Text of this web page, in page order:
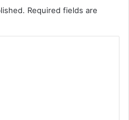
Required fields are